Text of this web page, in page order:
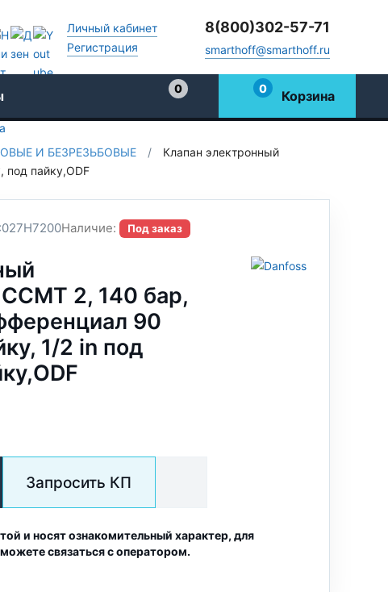
Личный кабинет
Регистрация
8(800)302-57-71
smarthoff@smarthoff.ru
0
0 Корзина
И БЕЗРЕЗЬБОВЫЕ /
Клапан электронный
под пайку,ODF
Наличие: Под заказ
2, 140 бар,
90
1/2 in под
Запросить КП
и носят ознакомительный характер, для
связаться с оператором.